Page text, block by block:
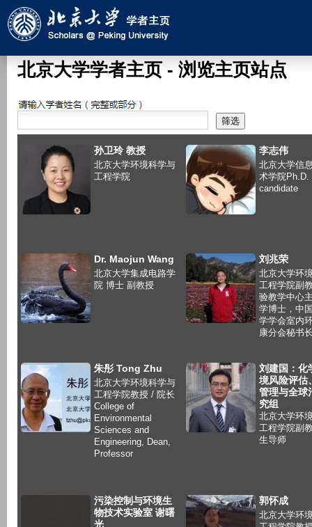
要
容
部
北京大学学者主页 - 浏览主页站点
搜索
孙卫玲 教授
北京大学环境科学与
工程学院
李志伟
北京大学信
术学院Ph.D.
candidate
Dr. Maojun Wang
北京大学集成电路学
院 博士 副教授
刘兆荣
北京大学环
工程学院副
验教学中心
学博士，中
学学会室内
康分会秘书
朱彤 Tong Zhu
北京大学环境科学与
工程学院教授 / 院长
College of
Environmental
Sciences and
Engineering, Dean,
Professor
刘建国：化
境风险评估
管理与全球
究组
北京大学环
工程学院副
生导师
污染控制与环境生
物技术实验室 谢曙
光
郭怀成
北京大学环